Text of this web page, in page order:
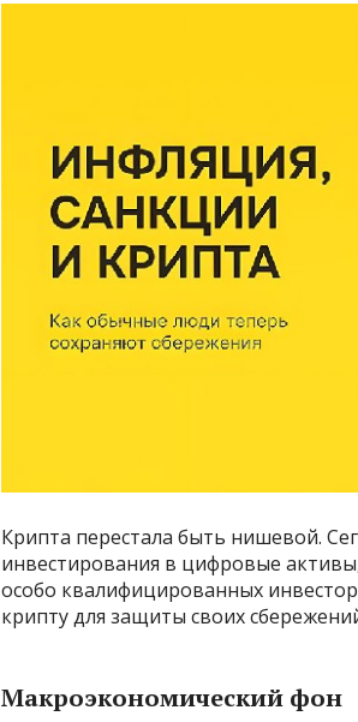
Крипта перестала быть нишевой.
инвестирования в цифровые
особо квалифицированных
крипту для защиты своих
Макроэкономический фон